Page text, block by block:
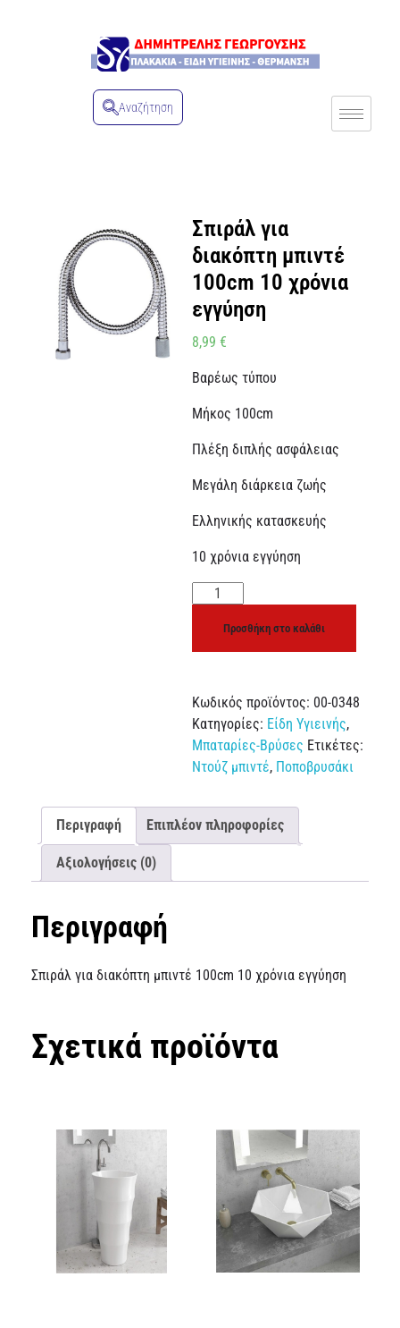
Αναζήτηση
Σπιράλ για
διακόπτη μπιντέ
100cm 10 χρόνια
εγγύηση
8,99 €
Βαρέως τύπου
Μήκος 100cm
Πλέξη διπλής ασφάλειας
Μεγάλη διάρκεια ζωής
Ελληνικής κατασκευής
10 χρόνια εγγύηση
Προσθήκη στο καλάθι
Κωδικός προϊόντος: 00-0348
Κατηγορίες: Είδη Υγιεινής,
Μπαταρίες-Βρύσες Ετικέτες:
Ντούζ μπιντέ, Ποποβρυσάκι
Περιγραφή Επιπλέον πληροφορίες
Αξιολογήσεις (0)
Περιγραφή
Σπιράλ για διακόπτη μπιντέ 100cm 10 χρόνια εγγύηση
Σχετικά προϊόντα